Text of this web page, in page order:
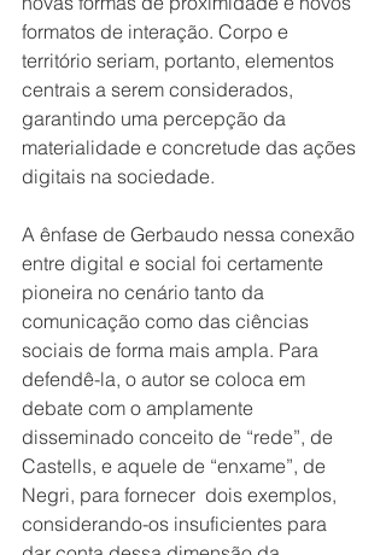
formatos de interação. Corpo e
território seriam, portanto, elementos
centrais a serem considerados,
garantindo uma percepção da
materialidade e concretude das ações
digitais na sociedade.
A ênfase de Gerbaudo nessa conexão
entre digital e social foi certamente
pioneira no cenário tanto da
comunicação como das ciências
sociais de forma mais ampla. Para
defendê-la, o autor se coloca em
debate com o amplamente
disseminado conceito de “rede”, de
Castells, e aquele de “enxame”, de
Negri, para fornecer  dois exemplos,
considerando-os insuficientes para